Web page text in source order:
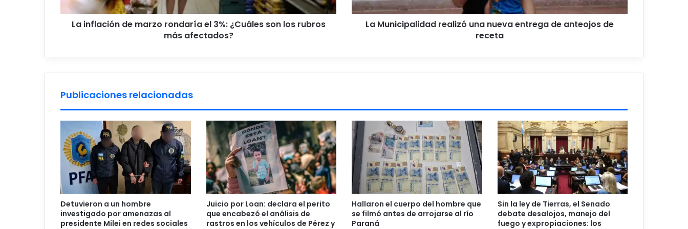
más
afectados?
La inflación de marzo rondaría el 3%: ¿Cuáles son los rubros
más afectados?
La Municipalidad realizó una nueva entrega de anteojos de
receta
Publicaciones relacionadas
Detuvieron a un hombre
investigado por amenazas al
presidente Milei en redes sociales
Juicio por Loan: declara el perito
que encabezó el análisis de
rastros en los vehículos de Pérez y
Hallaron el cuerpo del hombre que
se filmó antes de arrojarse al río
Paraná
Sin la ley de Tierras, el Senado
debate desalojos, manejo del
fuego y expropiaciones: los